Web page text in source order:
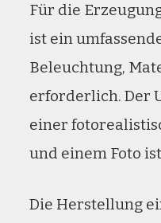
Für die
ist ein
Beleuchtung,
erforderlich. Der
einer
und einem Foto
Die Herstellung